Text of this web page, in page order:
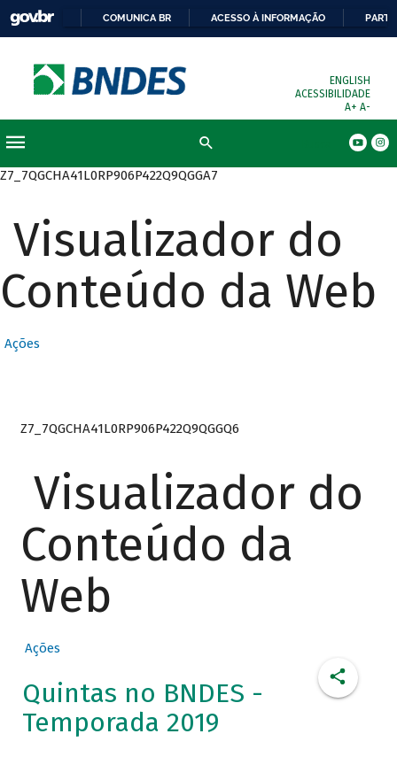
COMUNICA BR ACESSO À INFORMAÇÃO
ENGLISH
ACESSIBILIDADE
A+ A-
Z7_7QGCHA41L0RP906P422Q9QGGA7
Visualizador do
Conteúdo da Web
Ações
Z7_7QGCHA41L0RP906P422Q9QGGQ6
Visualizador do
Conteúdo da
Web
Ações
Quintas no BNDES -
Temporada 2019